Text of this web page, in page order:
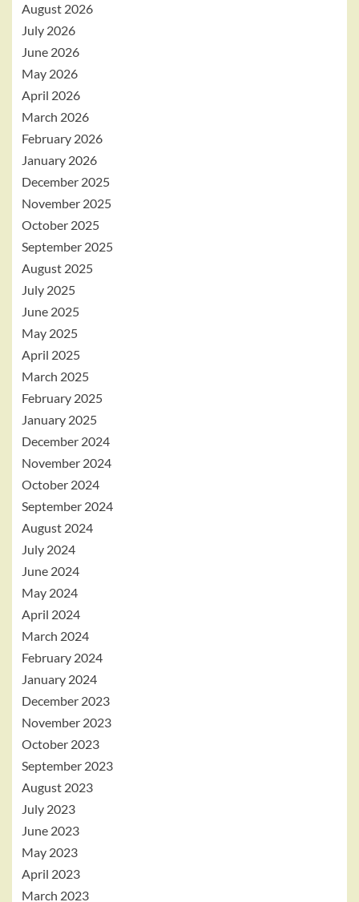
August 2026
July 2026
June 2026
May 2026
April 2026
March 2026
February 2026
January 2026
December 2025
November 2025
October 2025
September 2025
August 2025
July 2025
June 2025
May 2025
April 2025
March 2025
February 2025
January 2025
December 2024
November 2024
October 2024
September 2024
August 2024
July 2024
June 2024
May 2024
April 2024
March 2024
February 2024
January 2024
December 2023
November 2023
October 2023
September 2023
August 2023
July 2023
June 2023
May 2023
April 2023
March 2023